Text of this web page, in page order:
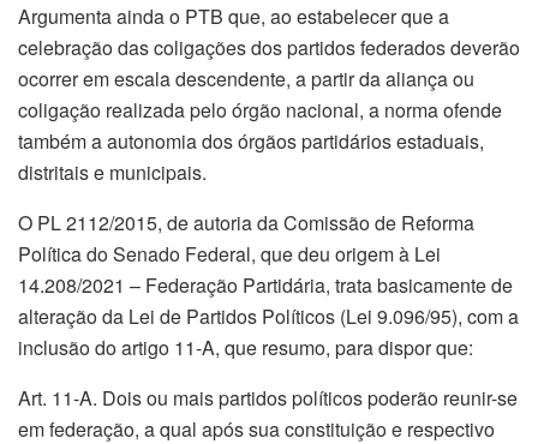
Argumenta ainda o PTB que, ao estabelecer que a
celebração das coligações dos partidos federados deverão
ocorrer em escala descendente, a partir da aliança ou
coligação realizada pelo órgão nacional, a norma ofende
também a autonomia dos órgãos partidários estaduais,
distritais e municipais.
O PL 2112/2015, de autoria da Comissão de Reforma
Política do Senado Federal, que deu origem à Lei
14.208/2021 – Federação Partidária, trata basicamente de
alteração da Lei de Partidos Políticos (Lei 9.096/95), com a
inclusão do artigo 11-A, que resumo, para dispor que:
Art. 11-A. Dois ou mais partidos políticos poderão reunir-se
em federação, a qual após sua constituição e respectivo